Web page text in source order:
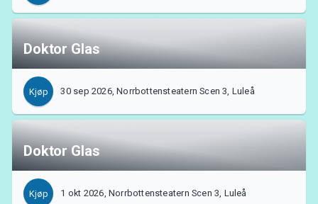
Om Tickster
Doktor Glas
Kjøp 30 sep 2026, Norrbottensteatern Scen 3, Luleå
Doktor Glas
Kjøp 1 okt 2026, Norrbottensteatern Scen 3, Luleå